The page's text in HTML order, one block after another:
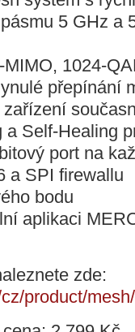
5 GHz a
1024-
přepínání
a Self-Healing
port na
a SPI firewallu
bodu
aplikaci
zde:
product/